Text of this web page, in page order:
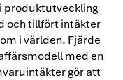
produktutveckling
och tillfört intäkter
i världen. Fjärde
med en
gör att